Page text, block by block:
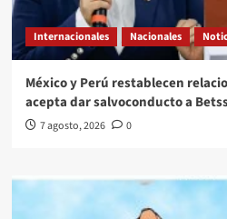
Internacionales Nacionales
México y Perú restablecen
acepta dar salvoconducto a
7 agosto, 2026 0